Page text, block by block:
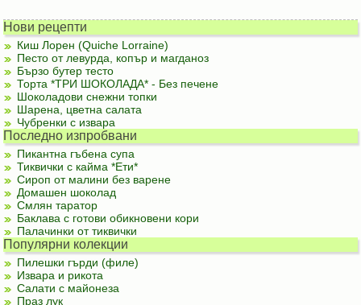
Нови рецепти
Киш Лорен (Quiche Lorraine)
Песто от левурда, копър и магданоз
Бързо бутер тесто
Торта *ТРИ ШОКОЛАДА* - Без печене
Шоколадови снежни топки
Шарена, цветна салата
Чубренки с извара
Последно изпробвани
Пикантна гъбена супа
Тиквички с кайма *Ети*
Сироп от малини без варене
Домашен шоколад
Смлян таратор
Баклава с готови обикновени кори
Палачинки от тиквички
Популярни колекции
Пилешки гърди (филе)
Извара и рикота
Салати с майонеза
Праз лук